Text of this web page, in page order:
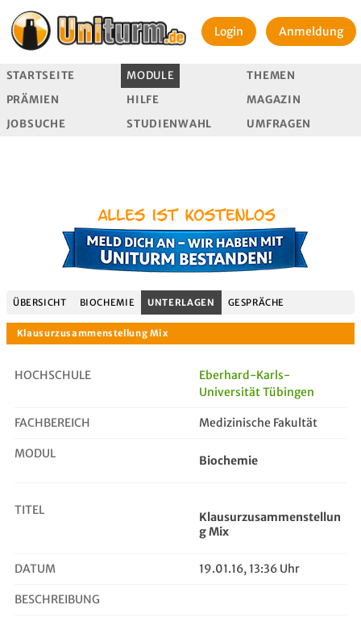
Login Anmeldung
STARTSEITE MODULE
THEMEN
PRÄMIEN
HILFE
MAGAZIN
JOBSUCHE
STUDIENWAHL UMFRAGEN
ÜBERSICHT BIOCHEMIE UNTERLAGEN GESPRÄCHE
Klausurzusammenstellung Mix
HOCHSCHULE
Eberhard-Karls-
Universität Tübingen
FACHBEREICH Medizinische Fakultät
MODUL Biochemie
TITEL
Klausurzusammenstellun
g Mix
DATUM 19.01.16, 13:36 Uhr
BESCHREIBUNG